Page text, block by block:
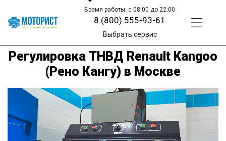
Время работы: с 08:00 до 22:00
8 (800) 555-93-61
Выбрать сервис
Регулировка ТНВД Renault Kangoo
(Рено Кангу) в Москве